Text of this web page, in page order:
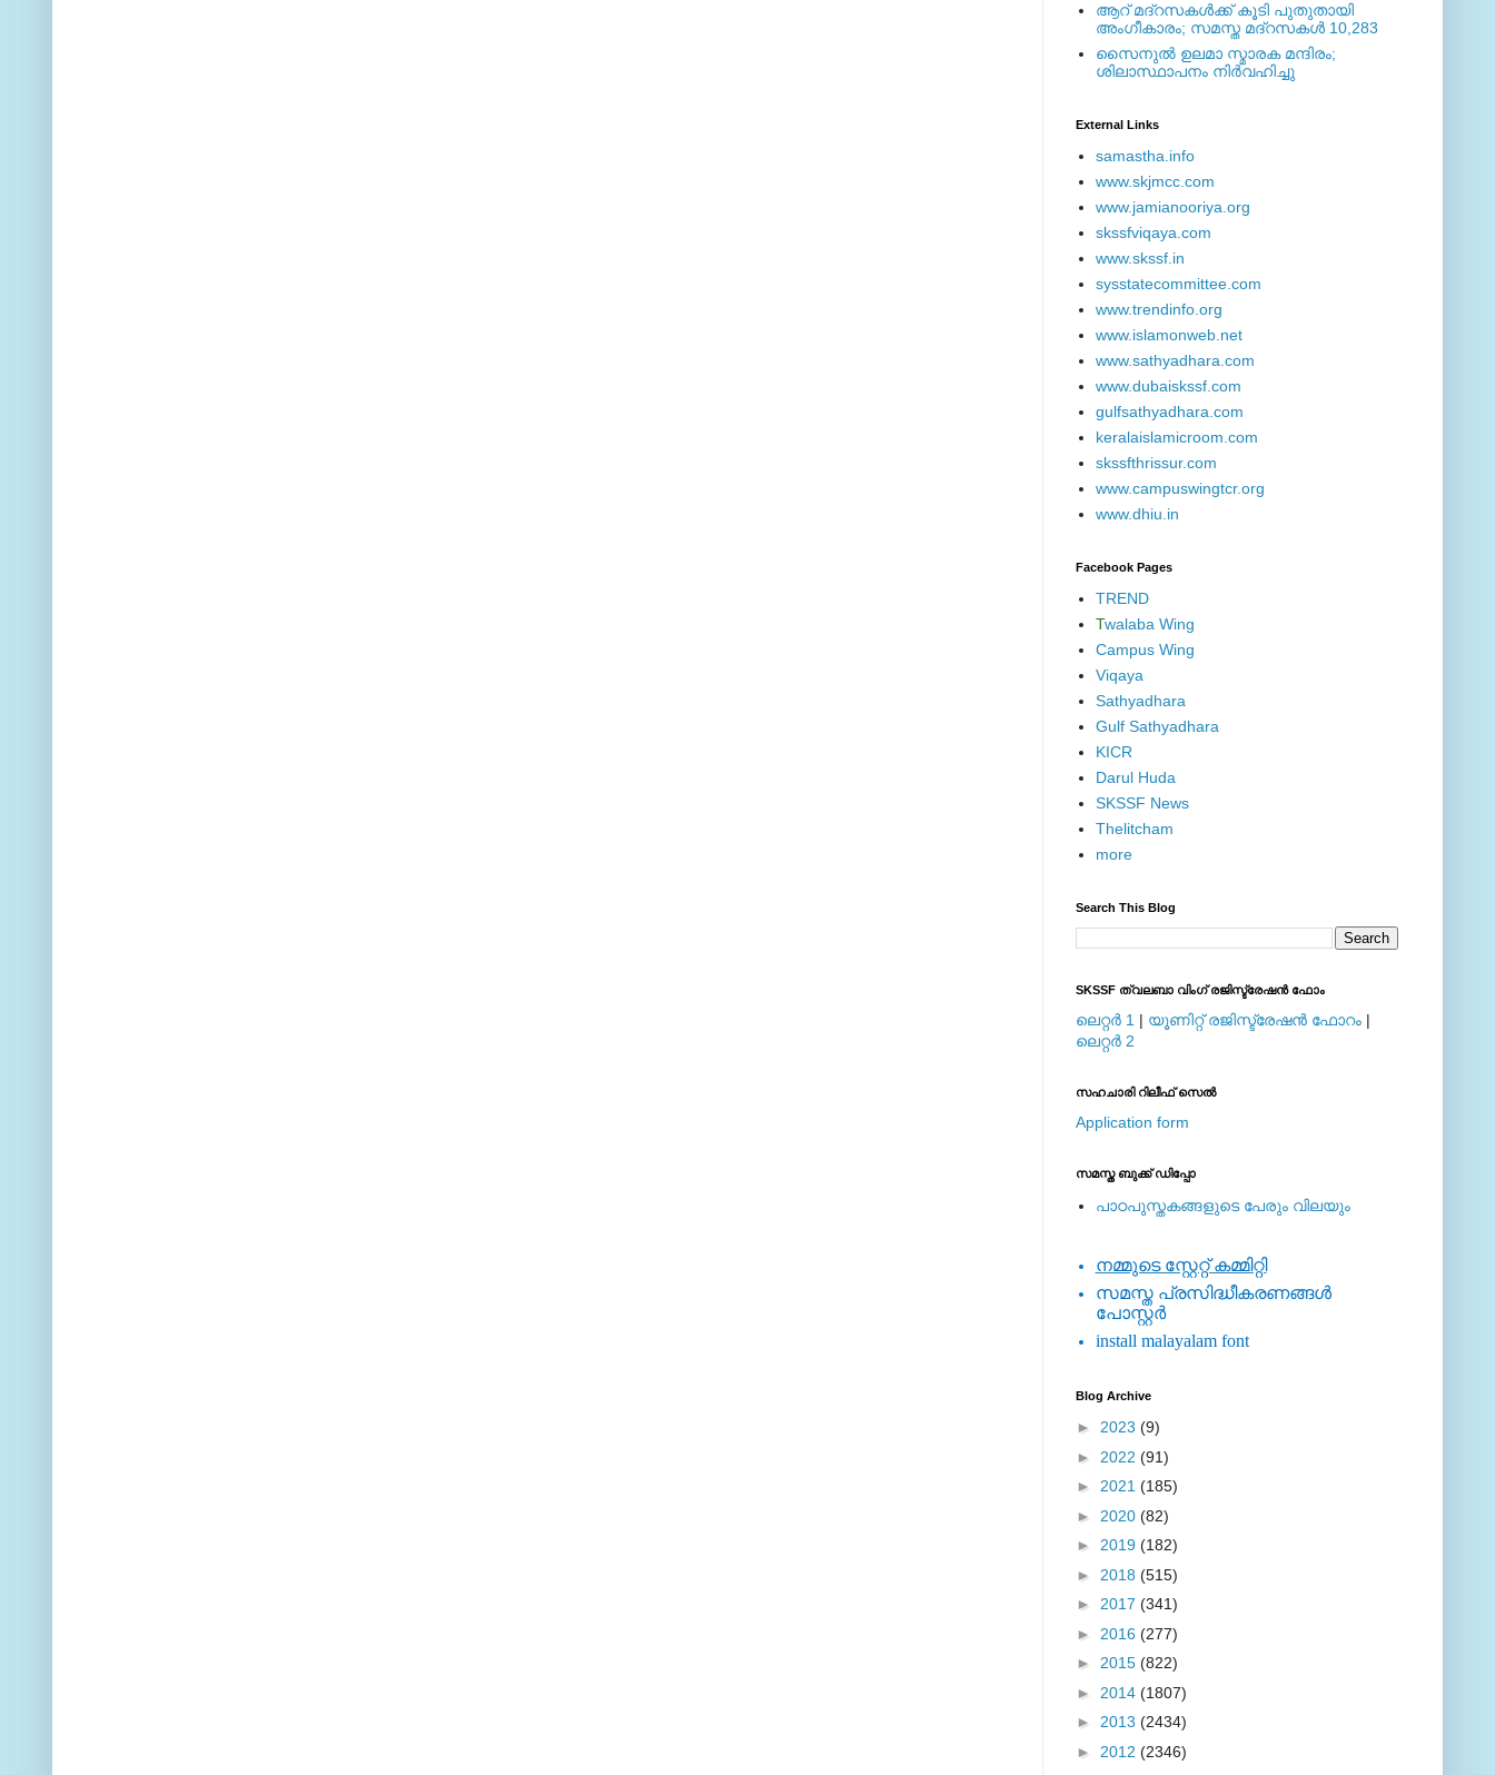
ആറ് മദ്റസകള്‍ക്ക് കൂടി പുതുതായി
അംഗീകാരം; സമസ്ത മദ്റസകള്‍ 10,283
സൈനുല്‍ ഉലമാ സ്മാരക മന്ദിരം;
ശിലാസ്ഥാപനം നിര്‍വഹിച്ചു
External ‎Links
samastha.info
www.skjmcc.com
www.jamianooriya.org
skssfviqaya.com
www.skssf.in
sysstatecommittee.com
www.trendinfo.org
www.islamonweb.net
www.sathyadhara.com
www.dubaiskssf.com
gulfsathyadhara.com
keralaislamicroom.com
skssfthrissur.com
www.campuswingtcr.org
www.dhiu.in
Facebook Pages
TREND
Twalaba Wing
Campus Wing
Viqaya
Sathyadhara
Gulf Sathyadhara
KICR
Darul Huda
SKSSF News
Thelitcham
more
Search This Blog
SKSSF ത്വലബാ വിംഗ് രജിസ്ട്രേഷന്‍ ഫോം
ലെറ്റര്‍ 1 | യൂണിറ്റ് രജിസ്ട്രേഷന്‍ ഫോറം |
ലെറ്റര്‍ 2
സഹചാരി റിലീഫ് സെല്‍
Application form
സമസ്ത ബുക്ക് ഡിപ്പോ
പാഠപുസ്തകങ്ങളുടെ പേരും വിലയും
നമ്മുടെ സ്റ്റേറ്റ് കമ്മിറ്റി
സമസ്ത പ്രസിദ്ധീകരണങ്ങള്‍
പോസ്റ്റര്‍
install malayalam font
Blog Archive
► 2023 (9)
► 2022 (91)
► 2021 (185)
► 2020 (82)
► 2019 (182)
► 2018 (515)
► 2017 (341)
► 2016 (277)
► 2015 (822)
► 2014 (1807)
► 2013 (2434)
► 2012 (2346)